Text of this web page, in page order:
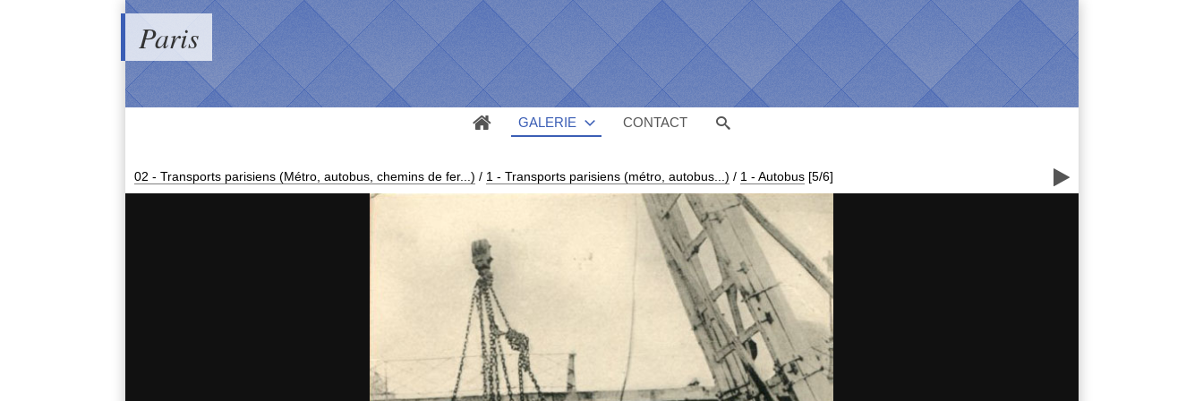
Paris
GALERIE CONTACT
02 - Transports parisiens (Métro, autobus, chemins de fer...) / 1 - Transports parisiens (métro, autobus...) / 1 - Autobus [5/6] 